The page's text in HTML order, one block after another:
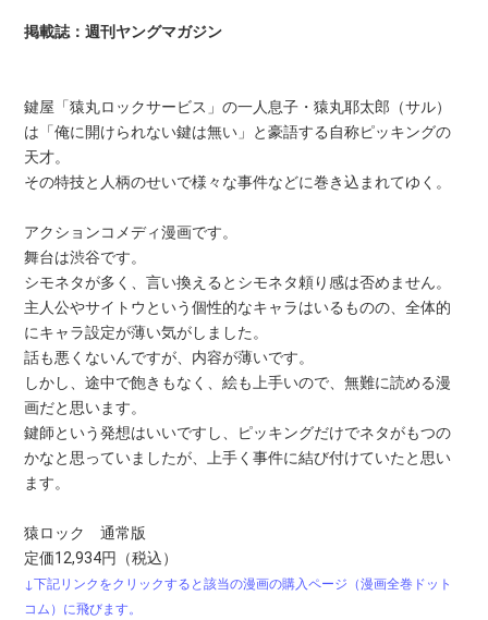
掲載誌：週刊ヤングマガジン
鍵屋「猿丸ロックサービス」の一人息子・猿丸耶太郎（サル）
は「俺に開けられない鍵は無い」と豪語する自称ピッキングの
天才。
その特技と人柄のせいで様々な事件などに巻き込まれてゆく。
アクションコメディ漫画です。
舞台は渋谷です。
シモネタが多く、言い換えるとシモネタ頼り感は否めません。
主人公やサイトウという個性的なキャラはいるものの、全体的
にキャラ設定が薄い気がしました。
話も悪くないんですが、内容が薄いです。
しかし、途中で飽きもなく、絵も上手いので、無難に読める漫
画だと思います。
鍵師という発想はいいですし、ピッキングだけでネタがもつの
かなと思っていましたが、上手く事件に結び付けていたと思い
ます。
猿ロック 通常版
定価12,934円（税込）
↓下記リンクをクリックすると該当の漫画の購入ページ（漫画全巻ドット
コム）に飛びます。